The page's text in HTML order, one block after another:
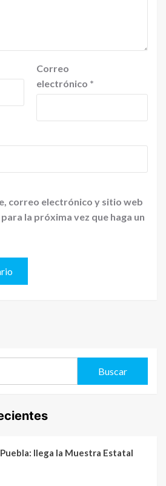
Correo
electrónico *
correo electrónico y sitio web
la próxima vez que haga un
Buscar
llega la Muestra Estatal